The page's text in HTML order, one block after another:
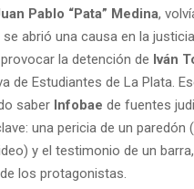
Pablo “Pata” Medina,
abrió una causa en la
la detención de Iván
de Estudiantes de La Plata.
saber Infobae de fuentes
una pericia de un paredón
y el testimonio de un
los protagonistas.